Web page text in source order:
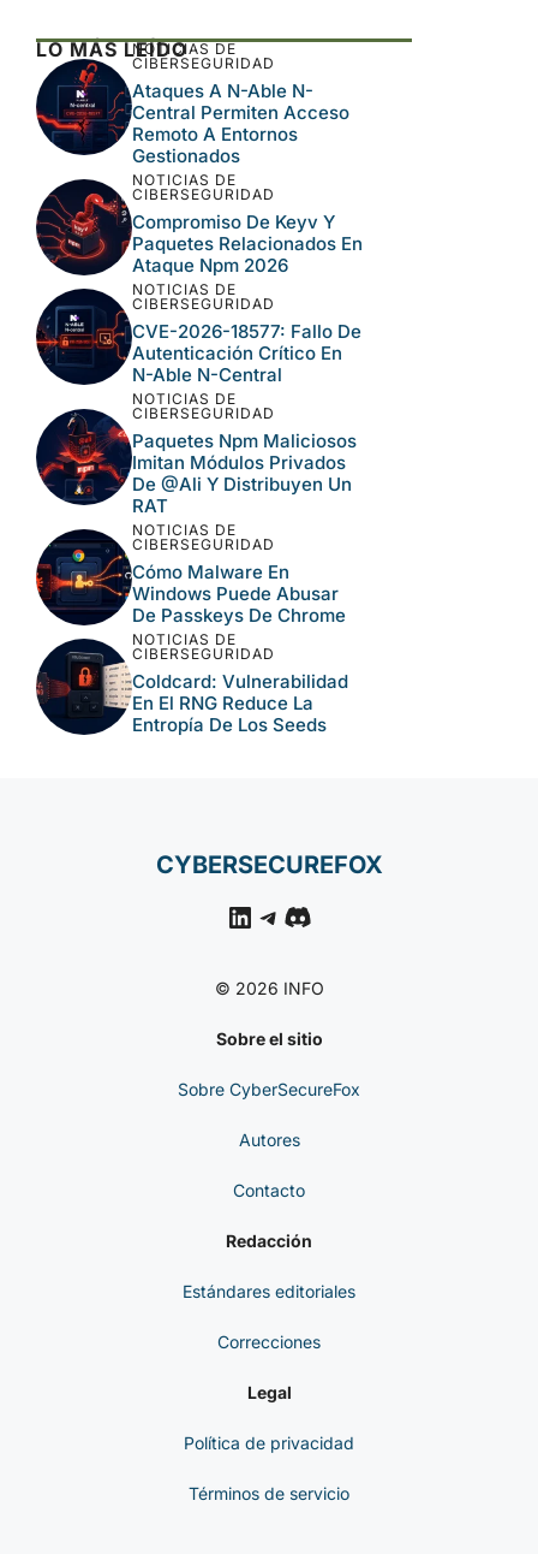
LO MÁS LEÍDO
NOTICIAS DE
CIBERSEGURIDAD
Ataques A N-Able N-
Central Permiten Acceso
Remoto A Entornos
Gestionados
NOTICIAS DE
CIBERSEGURIDAD
Compromiso De Keyv Y
Paquetes Relacionados En
Ataque Npm 2026
NOTICIAS DE
CIBERSEGURIDAD
CVE-2026-18577: Fallo De
Autenticación Crítico En
N-Able N-Central
NOTICIAS DE
CIBERSEGURIDAD
Paquetes Npm Maliciosos
Imitan Módulos Privados
De @ali Y Distribuyen Un
RAT
NOTICIAS DE
CIBERSEGURIDAD
Cómo Malware En
Windows Puede Abusar
De Passkeys De Chrome
NOTICIAS DE
CIBERSEGURIDAD
Coldcard: Vulnerabilidad
En El RNG Reduce La
Entropía De Los Seeds
CYBERSECUREFOX
LinkedIn
Telegram
Discord
© 2026 INFO
Sobre el sitio
Sobre CyberSecureFox
Autores
Contacto
Redacción
Estándares editoriales
Correcciones
Legal
Política de privacidad
Términos de servicio